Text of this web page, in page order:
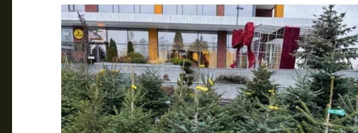
Produs Acasă